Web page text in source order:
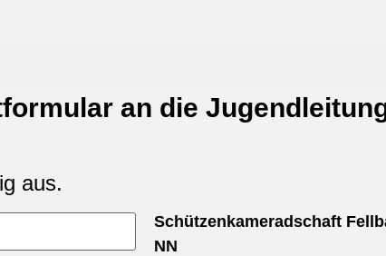
an die
aus.
Schützenkameradschaft
NN